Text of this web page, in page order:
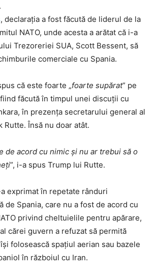
, declarația a fost făcută de liderul de la
NATO, unde acesta a arătat că i-a
Trezoreriei SUA, Scott Bessent, să
comerciale cu Spania.
că este foarte „foarte supărat” pe
făcută în timpul unei discuții cu
în prezența secretarului general al
Rutte. Însă nu doar atât.
de acord cu nimic și nu ar trebui să o
”, i-a spus Trump lui Rutte.
exprimat în repetate rânduri
de Spania, care nu a fost de acord cu
privind cheltuielile pentru apărare,
cărei guvern a refuzat să permită
folosească spațiul aerian sau bazele
în războiul cu Iran.